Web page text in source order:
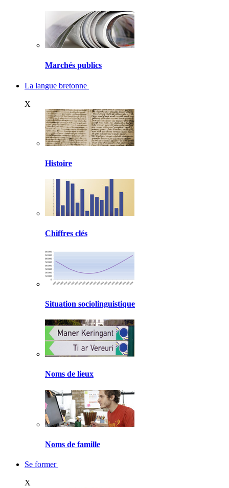
Marchés publics
La langue bretonne
X
Histoire
Chiffres clés
Situation sociolinguistique
Noms de lieux
Noms de famille
Se former
X